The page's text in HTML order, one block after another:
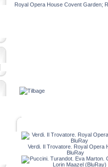
Royal Opera House Covent Garden;
Verdi. Il Trovatore. Royal Opera
BluRay